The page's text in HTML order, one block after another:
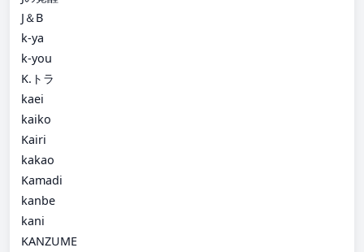
J＆B
k-ya
k-you
K.トラ
kaei
kaiko
Kairi
kakao
Kamadi
kanbe
kani
KANZUME